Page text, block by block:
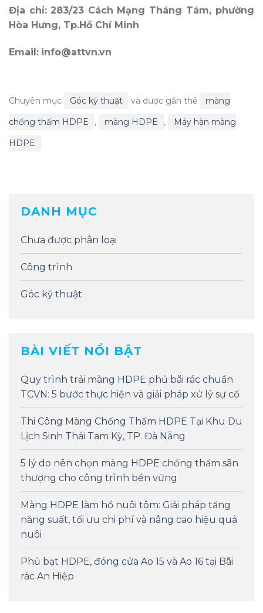
Địa chỉ: 283/23 Cách Mạng Tháng Tám, phường
Hòa Hưng, Tp.Hồ Chí Minh
Email: info@attvn.vn
Chuyên mục Góc kỹ thuật và dược gắn thẻ
màng
chống thấm HDPE
, màng HDPE ,
Máy hàn màng
HDPE
.
DANH MỤC
Chưa được phân loại
Công trình
Góc kỹ thuật
BÀI VIẾT NỔI BẬT
Quy trình trải màng HDPE phủ bãi rác chuẩn
TCVN: 5 bước thực hiện và giải pháp xử lý sự cố
Thi Công Màng Chống Thấm HDPE Tại Khu Du
Lịch Sinh Thái Tam Kỳ, TP. Đà Nẵng
5 lý do nên chọn màng HDPE chống thấm sân
thượng cho công trình bền vững
Màng HDPE làm hồ nuôi tôm: Giải pháp tăng
năng suất, tối ưu chi phí và nâng cao hiệu quả
nuôi
Phủ bạt HDPE, đóng cửa Ao 15 và Ao 16 tại Bãi
rác An Hiệp